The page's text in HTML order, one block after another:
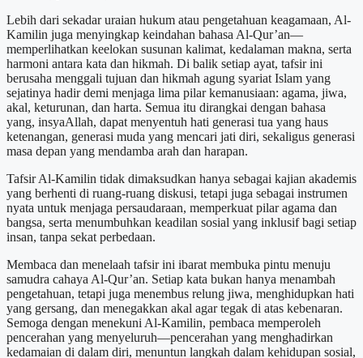
Lebih dari sekadar uraian hukum atau pengetahuan keagamaan, Al-
Kamilin juga menyingkap keindahan bahasa Al-Qur’an—
memperlihatkan keelokan susunan kalimat, kedalaman makna, serta
harmoni antara kata dan hikmah. Di balik setiap ayat, tafsir ini
berusaha menggali tujuan dan hikmah agung syariat Islam yang
sejatinya hadir demi menjaga lima pilar kemanusiaan: agama, jiwa,
akal, keturunan, dan harta. Semua itu dirangkai dengan bahasa
yang, insyaAllah, dapat menyentuh hati generasi tua yang haus
ketenangan, generasi muda yang mencari jati diri, sekaligus generasi
masa depan yang mendamba arah dan harapan.
Tafsir Al-Kamilin tidak dimaksudkan hanya sebagai kajian akademis
yang berhenti di ruang-ruang diskusi, tetapi juga sebagai instrumen
nyata untuk menjaga persaudaraan, memperkuat pilar agama dan
bangsa, serta menumbuhkan keadilan sosial yang inklusif bagi setiap
insan, tanpa sekat perbedaan.
Membaca dan menelaah tafsir ini ibarat membuka pintu menuju
samudra cahaya Al-Qur’an. Setiap kata bukan hanya menambah
pengetahuan, tetapi juga menembus relung jiwa, menghidupkan hati
yang gersang, dan menegakkan akal agar tegak di atas kebenaran.
Semoga dengan menekuni Al-Kamilin, pembaca memperoleh
pencerahan yang menyeluruh—pencerahan yang menghadirkan
kedamaian di dalam diri, menuntun langkah dalam kehidupan sosial,